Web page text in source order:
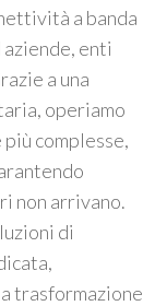
a banda
enti
a una
operiamo
più complesse,
non arrivano.
di
trasformazione